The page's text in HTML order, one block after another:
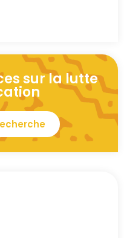
sur la lutte